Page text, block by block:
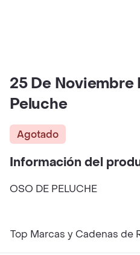
25 De Noviembre
Peluche
Agotado
Información del
OSO DE PELUCHE
Top Marcas y Cadenas de